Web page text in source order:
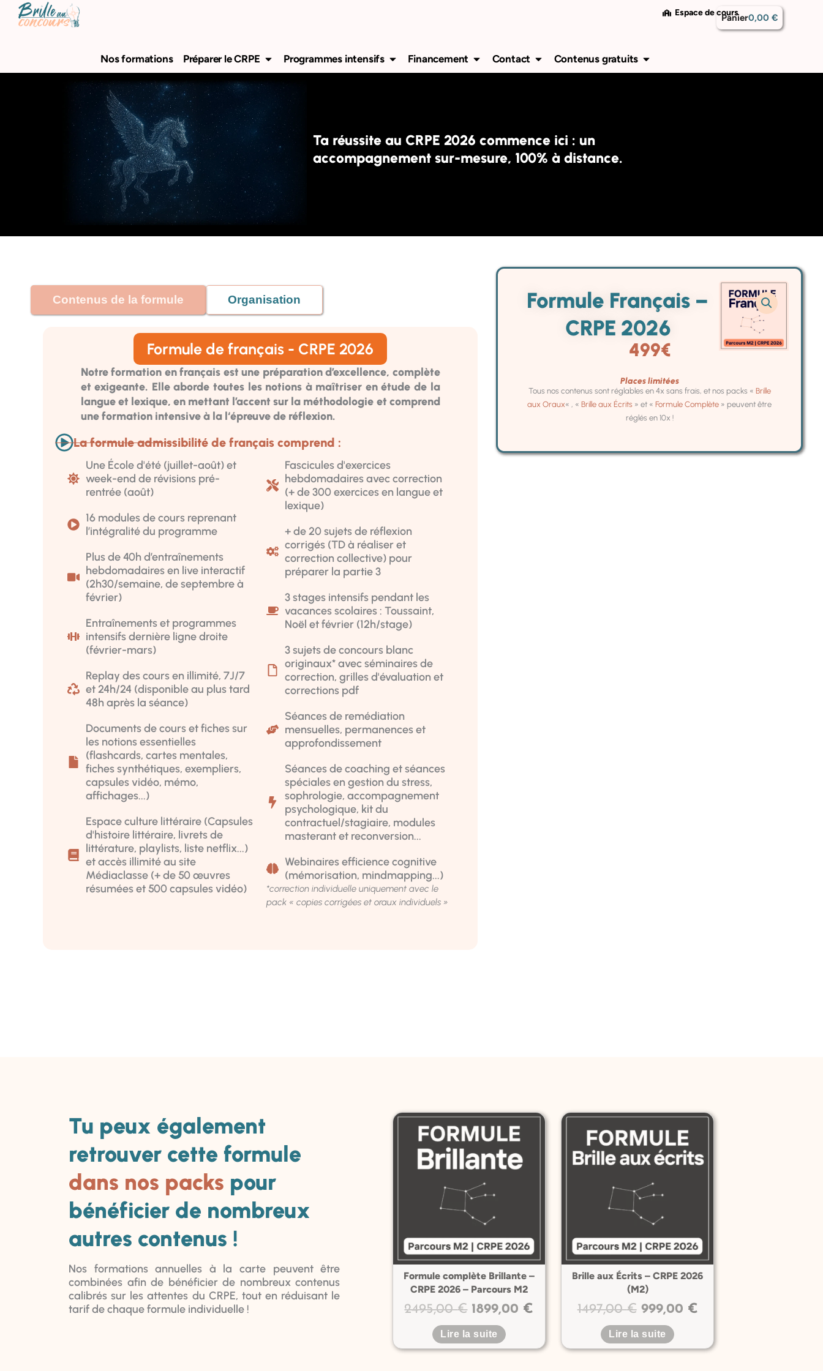
Aller
Nos formations Préparer le CRPE Ouvrir Préparer le CRPE
Programmes intensifs Ouvrir Programmes intensifs
Financement Ouvrir Financement
Contact Ouvrir Contact
Contenus gratuits Ouvrir Contenus gratuits
Espace de cours
Panier0,00€
Ta réussite au CRPE 2026 commence ici : un
accompagnement sur-mesure, 100% à distance.
Contenus de la formule Organisation
Formule de français - CRPE 2026
Notre formation en français est une préparation d’excellence, complète
et exigeante. Elle aborde toutes les notions à maîtriser en étude de la
langue et lexique, en mettant l’accent sur la méthodologie et comprend
une formation intensive à la l‘épreuve de réflexion.
La formule admissibilité de français comprend :
Une École d'été (juillet-août) et
week-end de révisions pré-
rentrée (août)
16 modules de cours reprenant
l’intégralité du programme
Plus de 40h d’entraînements
hebdomadaires en live interactif
(2h30/semaine, de septembre à
février)
Entraînements et programmes
intensifs dernière ligne droite
(février-mars)
Replay des cours en illimité, 7J/7
et 24h/24 (disponible au plus tard
48h après la séance)
Documents de cours et fiches sur
les notions essentielles
(flashcards, cartes mentales,
fiches synthétiques, exempliers,
capsules vidéo, mémo,
affichages...)
Espace culture littéraire (Capsules
d'histoire littéraire, livrets de
littérature, playlists, liste netflix...)
et accès illimité au site
Médiaclasse (+ de 50 œuvres
résumées et 500 capsules vidéo)
Fascicules d'exercices
hebdomadaires avec correction
(+ de 300 exercices en langue et
lexique)
+ de 20 sujets de réflexion
corrigés (TD à réaliser et
correction collective) pour
préparer la partie 3
3 stages intensifs pendant les
vacances scolaires : Toussaint,
Noël et février (12h/stage)
3 sujets de concours blanc
originaux* avec séminaires de
correction, grilles d'évaluation et
corrections pdf
Séances de remédiation
mensuelles, permanences et
approfondissement
Séances de coaching et séances
spéciales en gestion du stress,
sophrologie, accompagnement
psychologique, kit du
contractuel/stagiaire, modules
masterant et reconversion...
Webinaires efficience cognitive
(mémorisation, mindmapping...)
*correction individuelle uniquement avec le
pack « copies corrigées et oraux individuels »
Formule Français –
CRPE 2026
499€
Places limitées
Tous nos contenus sont réglables en 4x sans frais, et nos packs « Brille
aux Oraux« , «Brille aux Écrits » et «Formule Complète » peuvent être
réglés en 10x !
Tu peux également
retrouver cette formule
dans nos packs pour
bénéficier de nombreux
autres contenus !
Nos formations annuelles à la carte peuvent être
combinées afin de bénéficier de nombreux contenus
calibrés sur les attentes du CRPE, tout en réduisant le
tarif de chaque formule individuelle !
Formule complète Brillante –
CRPE 2026 – Parcours M2
2495,00€
Le
prix
initial
était :
2495,00 €.
1899,00 €
Le
actuel
Lire la suite
Brille aux Écrits – CRPE 2026
(M2)
1497,00€
Le
prix
initial
1497,00 €.
999,00 €
Le
actuel
Lire la suite